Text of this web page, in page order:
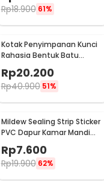
Rp18.900 61%
Kotak Penyimpanan Kunci
Rahasia Bentuk Batu
Rp20.200
Rp40.900 51%
Mildew Sealing Strip Sticker
PVC Dapur Kamar Mandi
3.7cmx3.2M
Rp7.600
Rp19.900 62%